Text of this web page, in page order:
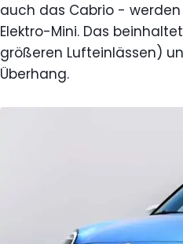
auch das Cabrio -
Elektro-Mini. Das
größeren Lufteinlässen)
Überhang.